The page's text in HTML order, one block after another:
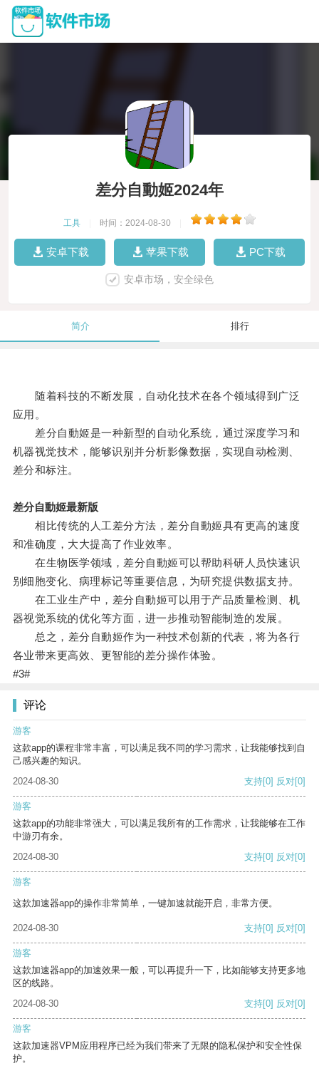
差分自動姬2024年
工具 时间：2024-08-30
安卓下载 苹果下载 PC下载
安卓市场，安全绿色
简介 排行
随着科技的不断发展，自动化技术在各个领域得到广泛
应用。
差分自動姬是一种新型的自动化系统，通过深度学习和
机器视觉技术，能够识别并分析影像数据，实现自动检测、
差分和标注。
差分自動姬最新版
相比传统的人工差分方法，差分自動姬具有更高的速度
和准确度，大大提高了作业效率。
在生物医学领域，差分自動姬可以帮助科研人员快速识
别细胞变化、病理标记等重要信息，为研究提供数据支持。
在工业生产中，差分自動姬可以用于产品质量检测、机
器视觉系统的优化等方面，进一步推动智能制造的发展。
总之，差分自動姬作为一种技术创新的代表，将为各行
各业带来更高效、更智能的差分操作体验。
#3#
评论
游客
这款app的课程非常丰富，可以满足我不同的学习需求，让我能够找到自
己感兴趣的知识。
2024-08-30
支持[0] 反对[0]
游客
这款app的功能非常强大，可以满足我所有的工作需求，让我能够在工作
中游刃有余。
2024-08-30
支持[0] 反对[0]
游客
这款加速器app的操作非常简单，一键加速就能开启，非常方便。
2024-08-30 支持[0] 反对[0]
游客
这款加速器app的加速效果一般，可以再提升一下，比如能够支持更多地
区的线路。
2024-08-30
支持[0] 反对[0]
游客
这款加速器VPM应用程序已经为我们带来了无限的隐私保护和安全性保
护。